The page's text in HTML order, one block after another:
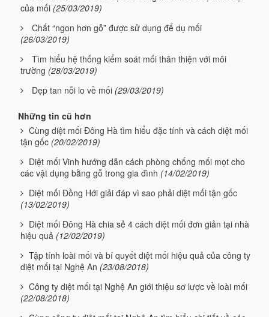
của mối (25/03/2019)
Chất “ngon hơn gỗ” được sử dụng để dụ mối
(26/03/2019)
Tìm hiểu hệ thống kiểm soát mối thân thiện với môi
trường (28/03/2019)
Dẹp tan nỗi lo về mối (29/03/2019)
Những tin cũ hơn
Cùng diệt mối Đông Hà tìm hiểu đặc tính và cách diệt mối
tận gốc (20/02/2019)
Diệt mối Vinh hướng dẫn cách phòng chống mối mọt cho
các vật dụng bằng gỗ trong gia đình (14/02/2019)
Diệt mối Đồng Hới giải đáp vì sao phải diệt mối tận gốc
(13/02/2019)
Diệt mối Đông Hà chia sẻ 4 cách diệt mối đơn giản tại nhà
hiệu quả (12/02/2019)
Tập tính loài mối và bí quyết diệt mối hiệu quả của công ty
diệt mối tại Nghệ An (23/08/2018)
Công ty diệt mối tại Nghệ An giới thiệu sơ lược về loài mối
(22/08/2018)